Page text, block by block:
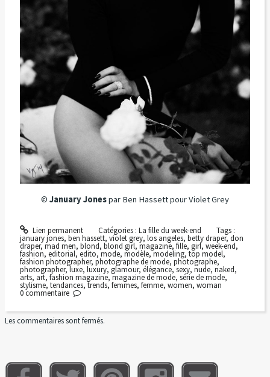
© January Jonespar Ben Hassett pour Violet Grey
Lien permanent Catégories : La fille du week-end Tags :
january jones, ben hassett, violet grey, los angeles, betty draper, don
draper,mad men, blond, blond girl, magazine, fille, girl, week-end,
fashion, editorial, edito,mode, modèle,modeling,top model,
fashion photographer, photographe de mode, photographe,
photographer,luxe, luxury, glamour, élégance,sexy, nude, naked,
arts, art, fashion magazine,magazine de mode, série de mode,
stylisme, tendances,trends, femmes, femme, women, woman
0 commentaire
Les commentaires sont fermés.